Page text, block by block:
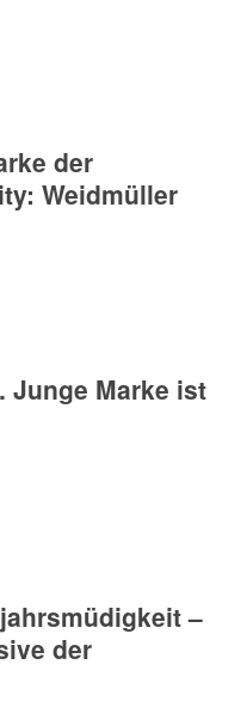
der
Weidmüller
Junge Marke ist
–
der